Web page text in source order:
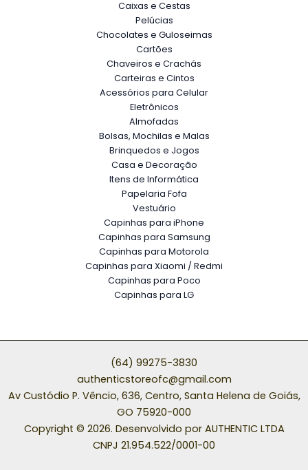
Caixas e Cestas
Pelúcias
Chocolates e Guloseimas
Cartões
Chaveiros e Crachás
Carteiras e Cintos
Acessórios para Celular
Eletrônicos
Almofadas
Bolsas, Mochilas e Malas
Brinquedos e Jogos
Casa e Decoração
Itens de Informática
Papelaria Fofa
Vestuário
Capinhas para iPhone
Capinhas para Samsung
Capinhas para Motorola
Capinhas para Xiaomi / Redmi
Capinhas para Poco
Capinhas para LG
(64) 99275-3830
authenticstoreofc@gmail.com
Av Custódio P. Vêncio, 636, Centro, Santa Helena de Goiás,
GO 75920-000
Copyright © 2026. Desenvolvido por AUTHENTIC LTDA
CNPJ 21.954.522/0001-00